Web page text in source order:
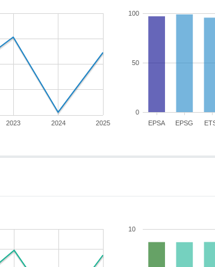
2023 2024 2025 EPSA EPSG
0
50
100
10